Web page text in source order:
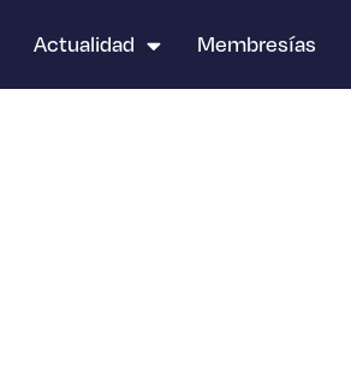
Actualidad Membresías